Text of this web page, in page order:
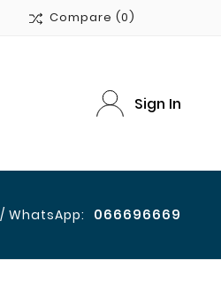
Compare (0)
Sign In
WhatsApp: 066696669